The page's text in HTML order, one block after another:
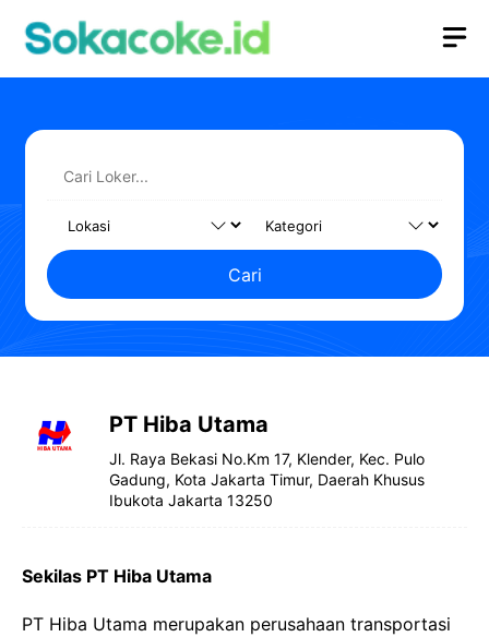
Cari
PT Hiba Utama
Jl. Raya Bekasi No.Km 17, Klender, Kec. Pulo
Gadung, Kota Jakarta Timur, Daerah Khusus
Ibukota Jakarta 13250
Sekilas PT Hiba Utama
PT Hiba Utama merupakan perusahaan transportasi